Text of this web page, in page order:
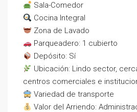
Sala-Comedor
Cocina Integral
Zona de Lavado
Parqueadero: 1 cubierto
Depósito: Sí
Ubicación: Lindo sector,
centros comerciales e
Variedad de transporte
Valor del Arriendo: